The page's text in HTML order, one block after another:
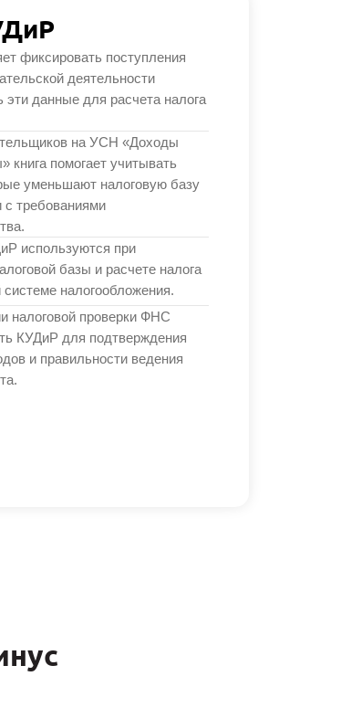
фиксировать поступления
деятельности
эти данные для расчета налога
на УСН «Доходы
книга помогает учитывать
уменьшают налоговую базу
с требованиями
используются при
базы и расчете налога
налогообложения.
налоговой проверки ФНС
КУДиР для подтверждения
и правильности ведения